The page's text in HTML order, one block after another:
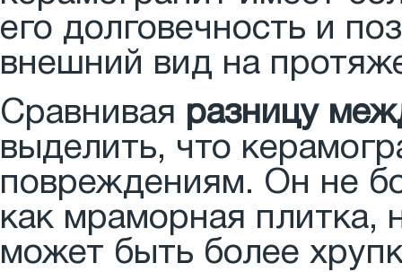
его долговечность и
внешний вид на
Сравнивая разницу
выделить, что
повреждениям. Он не
как мраморная плитка,
может быть более